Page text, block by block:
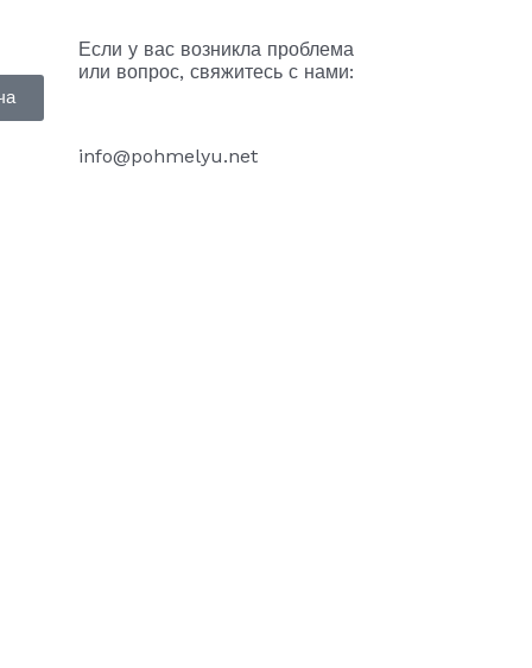
Если у вас возникла проблема
или вопрос, свяжитесь с нами:
info@pohmelyu.net